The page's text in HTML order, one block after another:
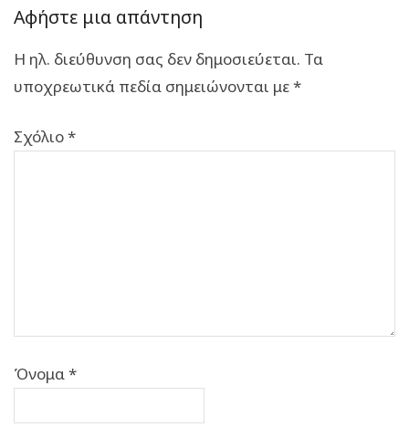
Αφήστε μια απάντηση
Η ηλ. διεύθυνση σας δεν δημοσιεύεται. Τα
υποχρεωτικά πεδία σημειώνονται με*
Σχόλιο*
Όνομα*